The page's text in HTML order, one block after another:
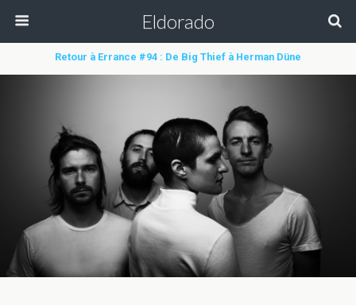
Eldorado
Retour à Errance #94 : De Big Thief à Herman Düne